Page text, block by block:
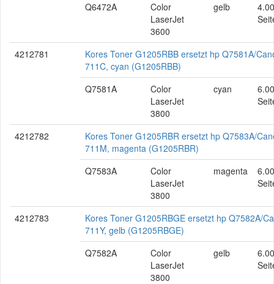
Q6472A
Color
LaserJet
3600
gelb
4212781
Kores Toner G1205RBB ersetzt hp Q7581A/
711C, cyan (G1205RBB)
Q7581A
Color
LaserJet
3800
cyan
4212782
Kores Toner G1205RBR ersetzt hp Q7583A/
711M, magenta (G1205RBR)
Q7583A
Color
LaserJet
3800
magenta
4212783
Kores Toner G1205RBGE ersetzt hp Q7582A/
711Y, gelb (G1205RBGE)
Q7582A
Color
LaserJet
3800
gelb